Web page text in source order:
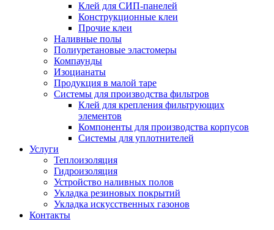
Клей для СИП-панелей
Конструкционные клеи
Прочие клеи
Наливные полы
Полиуретановые эластомеры
Компаунды
Изоцианаты
Продукция в малой таре
Системы для производства фильтров
Клей для крепления фильтрующих
элементов
Компоненты для производства корпусов
Системы для уплотнителей
Услуги
Теплоизоляция
Гидроизоляция
Устройство наливных полов
Укладка резиновых покрытий
Укладка искусственных газонов
Контакты